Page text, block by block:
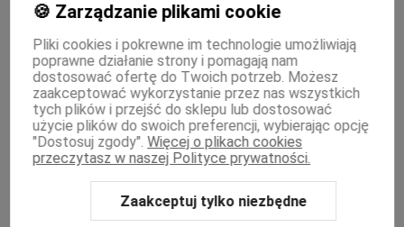
INFORMACJE
PŁATNOŚCI I DOSTAWA
MOJE KONTO
WSPÓŁPRACA
Sklep internetowy Shoper Premium Szablon Shoper Modern 3.0™
🍪 Zarządzanie plikami cookie
Pliki cookies i pokrewne im technologie umożliwiają
poprawne działanie strony i pomagają nam
dostosować ofertę do Twoich potrzeb. Możesz
zaakceptować wykorzystanie przez nas wszystkich
tych plików i przejść do sklepu lub dostosować
użycie plików do swoich preferencji, wybierając opcję
"Dostosuj zgody". Więcej o plikach cookies
przeczytasz w naszej Polityce prywatności.
Zaakceptuj tylko niezbędne